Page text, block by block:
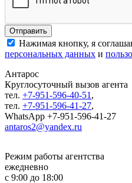
Нажимая кнопку, я
персональных данных и
Антарос
Круглосуточный вызов агента
тел. +7-951-596-40-51 ,
тел. +7-951-596-41-27,
WhatsApp +7-951-596-41-27
antaros2@yandex.ru
Режим работы агентства
ежедневно
с 9:00 до 18:00